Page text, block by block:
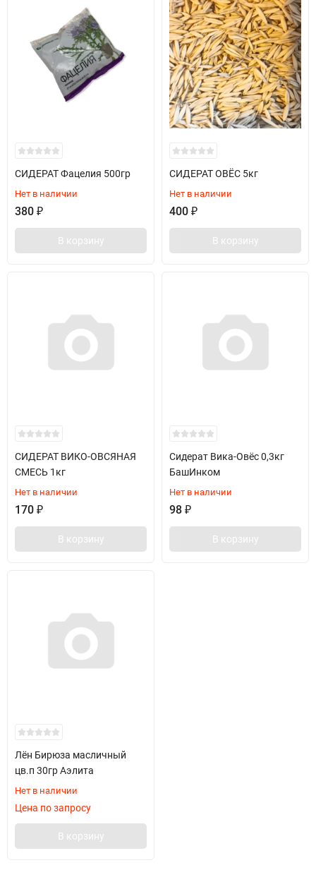
СИДЕРАТ Фацелия 500гр
Нет в наличии
380 ₽
В корзину
СИДЕРАТ ОВЁС 5кг
Нет в наличии
400 ₽
В корзину
СИДЕРАТ ВИКО-ОВСЯНАЯ
СМЕСЬ 1кг
Нет в наличии
170 ₽
В корзину
Сидерат Вика-Овёс 0,3кг
БашИнком
Нет в наличии
98 ₽
В корзину
Лён Бирюза масличный
цв.п 30гр Аэлита
Нет в наличии
Цена по запросу
В корзину